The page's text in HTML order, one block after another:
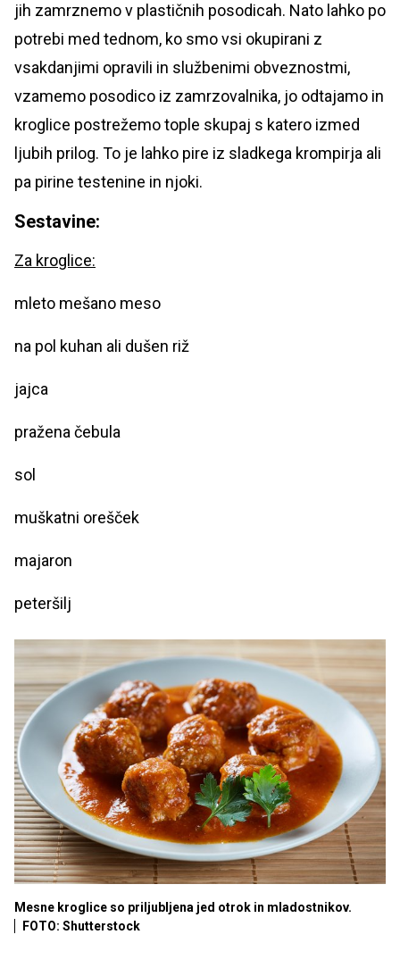
jih zamrznemo v plastičnih posodicah. Nato lahko po
potrebi med tednom, ko smo vsi okupirani z
vsakdanjimi opravili in službenimi obveznostmi,
vzamemo posodico iz zamrzovalnika, jo odtajamo in
kroglice postrežemo tople skupaj s katero izmed
ljubih prilog. To je lahko pire iz sladkega krompirja ali
pa pirine testenine in njoki.
Sestavine:
Za kroglice:
mleto mešano meso
na pol kuhan ali dušen riž
jajca
pražena čebula
sol
muškatni orešček
majaron
peteršilj
Mesne kroglice so priljubljena jed otrok in mladostnikov.
FOTO: Shutterstock